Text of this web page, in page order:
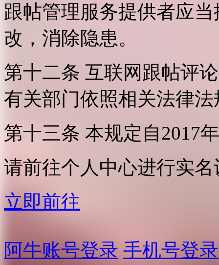
跟帖管理服务提供者应
改，消除隐患。
第十二条 互联网跟帖评
有关部门依照相关法律
第十三条 本规定自2017
请前往个人中心进行实名
立即前往
阿牛账号登录 手机号登录